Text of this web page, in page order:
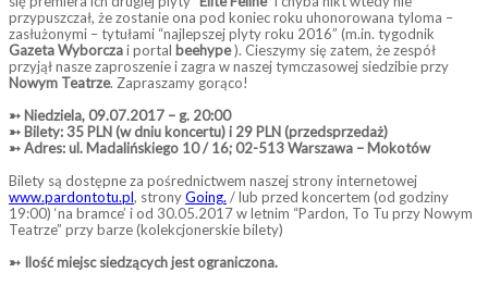
przypuszczał, że zostanie ona pod koniec roku uhonorowana tyloma –
zasłużonymi – tytułami “najlepszej plyty roku 2016” (m.in. tygodnik
Gazeta Wyborczai portal beehype). Cieszymy się zatem, że zespół
przyjął nasze zaproszenie i zagra w naszej tymczasowej siedzibie przy
Nowym Teatrze. Zapraszamy gorąco!
➳ Niedziela, 09.07.2017 – g. 20:00
➳ Bilety: 35 PLN (w dniu koncertu) i 29 PLN (przedsprzedaż)
➳ Adres: ul. Madalińskiego 10 / 16; 02-513 Warszawa – Mokotów
Bilety są dostępne za pośrednictwem naszej strony internetowej
www.pardontotu.pl, stronyGoing. / lub przed koncertem (od godziny
19:00) ‘na bramce’ i od 30.05.2017 w letnim “Pardon, To Tu przy Nowym
Teatrze” przy barze (kolekcjonerskie bilety)
➳ Ilość miejsc siedzących jest ograniczona.